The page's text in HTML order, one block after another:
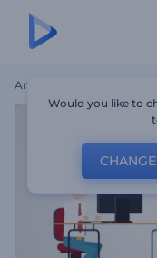
Ana Sayfa
Would you like to
CHANGE